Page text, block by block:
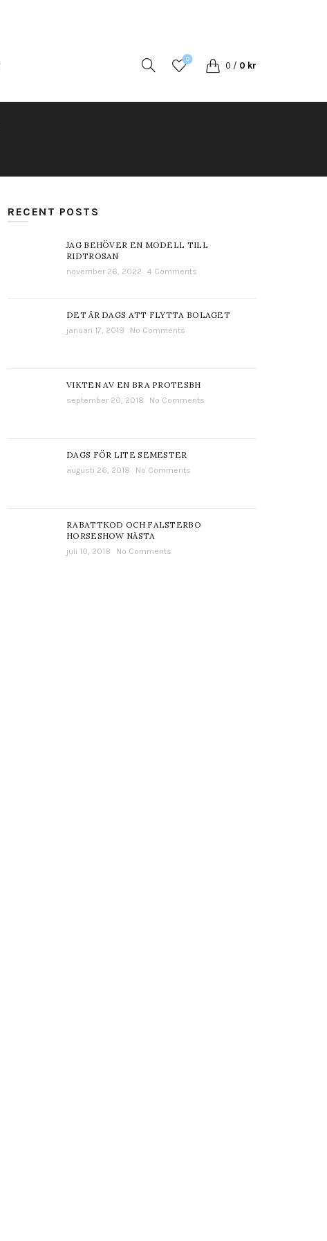
0
0 / 0 kr
RECENT POSTS
JAG BEHÖVER EN MODELL TILL
RIDTROSAN
november 26, 2022 4 Comments
DET ÄR DAGS ATT FLYTTA BOLAGET
januari 17, 2019 No Comments
VIKTEN AV EN BRA PROTESBH
september 20, 2018 No Comments
DAGS FÖR LITE SEMESTER
augusti 26, 2018 No Comments
RABATTKOD OCH FALSTERBO
HORSESHOW NÄSTA
juli 10, 2018 No Comments